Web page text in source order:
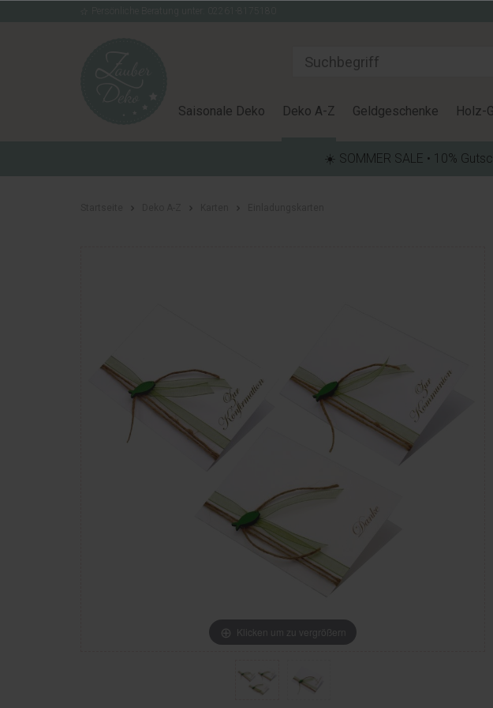
Saisonale Deko Deko A-Z Geldgeschenke Holz-
☀️ SOMMER SALE • 10%
Klicken um zu vergrößern